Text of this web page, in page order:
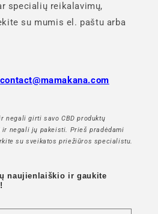
specialių reikalavimų,
su mumis el. paštu arba
contact@mamakana.com
negali girti savo CBD produktų
negali jų pakeisti. Prieš pradėdami
su sveikatos priežiūros specialistu.
naujienlaiškio ir gaukite